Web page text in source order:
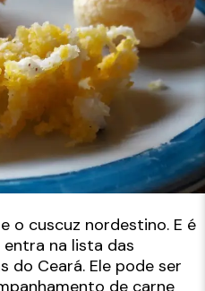
o cuscuz nordestino. E é
entra na lista das
do Ceará. Ele pode ser
de carne